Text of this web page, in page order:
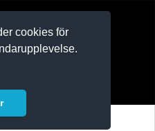
cookies för